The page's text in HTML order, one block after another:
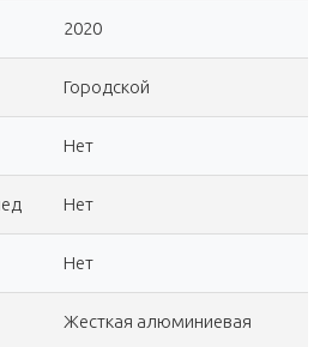
2020
Городской
Нет
Нет
Нет
Жесткая алюминиевая